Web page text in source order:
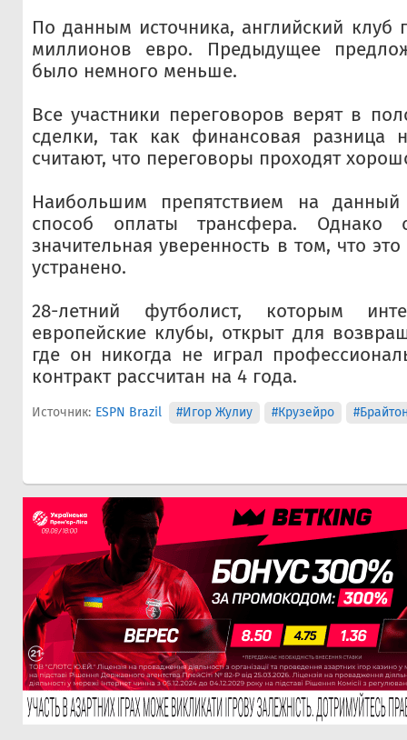
По данным источника, английский клуб
миллионов евро. Предыдущее
было немного меньше.
Все участники переговоров верят в
сделки, так как финансовая разница
считают, что переговоры проходят
Наибольшим препятствием на данный
способ оплаты трансфера. Однако
значительная уверенность в том, что это
устранено.
28-летний футболист, которым
европейские клубы, открыт для
где он никогда не играл
контракт рассчитан на 4 года.
Источник: ESPN Brazil #Игор Жулиу #Крузейро